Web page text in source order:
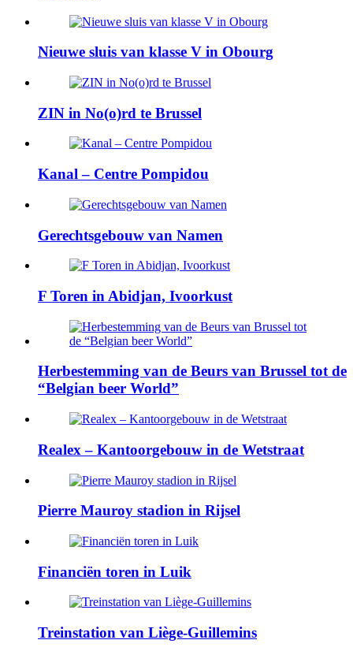
Nieuwe sluis van klasse V in Obourg
ZIN in No(o)rd te Brussel
Kanal – Centre Pompidou
Gerechtsgebouw van Namen
F Toren in Abidjan, Ivoorkust
Herbestemming van de Beurs van Brussel tot de
“Belgian beer World”
Realex – Kantoorgebouw in de Wetstraat
Pierre Mauroy stadion in Rijsel
Financiën toren in Luik
Treinstation van Liège-Guillemins